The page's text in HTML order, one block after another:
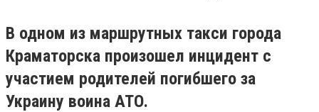
В одном из маршрутных такси города
Краматорска произошел инцидент с
участием родителей погибшего за
Украину воина АТО.